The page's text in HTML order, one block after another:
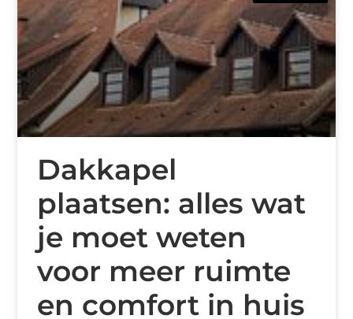
Dakkapel
plaatsen: alles wat
je moet weten
voor meer ruimte
en comfort in huis